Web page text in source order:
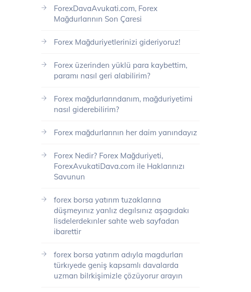
ForexDavaAvukati.com, Forex
Mağdurlarının Son Çaresi
Forex Mağduriyetlerinizi gideriyoruz!
Forex üzerinden yüklü para kaybettim,
paramı nasıl geri alabilirim?
Forex mağdurlarındanım, mağduriyetimi
nasıl giderebilirim?
Forex mağdurlarının her daim yanındayız
Forex Nedir? Forex Mağduriyeti,
ForexAvukatiDava.com ile Haklarınızı
Savunun
forex borsa yatırım tuzaklarına
düşmeyınız yanlız degılsınız aşagıdakı
lisdelerdekınler sahte web sayfadan
ibarettir
forex borsa yatırım adıyla magdurları
türkıyede geniş kapsamlı davalarda
uzman bilrkişimizle çözüyorur arayın